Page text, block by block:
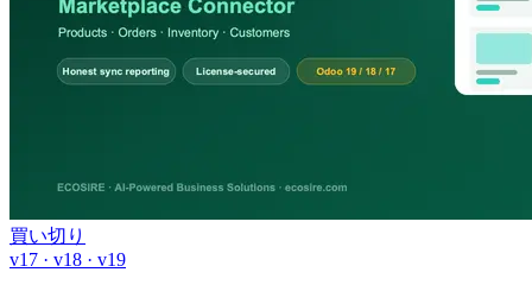
買い切り
v17 · v18 · v19